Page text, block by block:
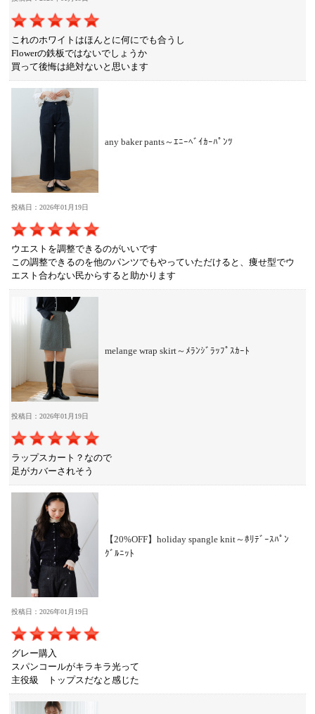
これのホワイトはほんとに何にでも合うし
Flowerの鉄板ではないでしょうか
買って後悔は絶対ないと思います
any baker pants～ｴﾆｰﾍﾞｲｶｰﾊﾟﾝﾂ
投稿日：2026年01月19日
ウエストを調整できるのがいいです
この調整できるのを他のパンツでもやっていただけると、痩せ型でウ
エスト合わない民からすると助かります
melange wrap skirt～ﾒﾗﾝｼﾞﾗｯﾌﾟｽｶｰﾄ
投稿日：2026年01月19日
ラップスカート？なので
足がカバーされそう
【20%OFF】holiday spangle knit～ﾎﾘﾃﾞｰｽﾊﾟﾝ
ｸﾞﾙﾆｯﾄ
投稿日：2026年01月19日
グレー購入
スパンコールがキラキラ光って
主役級 トップスだなと感じた